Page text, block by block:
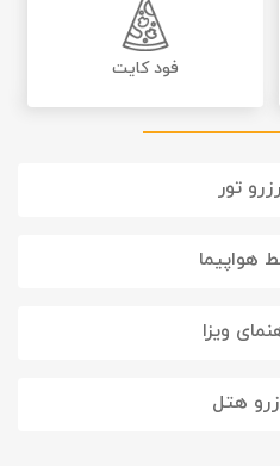
فود کایت
رزرو تور
هواپیما
ویزا
هتل